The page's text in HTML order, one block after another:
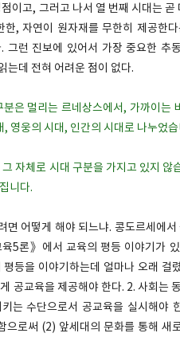
이고, 그러고 나서 열 번째 시대는
한, 자연이 원자재를 무한히 제공한
그런 진보에 있어서 가장 중요한 추
는데 전혀 어려운 점이 없다.
은 멀리는 르네상스에서, 가까이는
, 영웅의 시대, 인간의 시대로 나누었습
자체로 시대 구분을 가지고 있지 않
니다.
면 어떻게 해야 되느냐. 콩도르세에
5론》에서 교육의 평등 이야기가
평등을 이야기하는데 얼마나 오래
공교육을 제공해야 한다. 2. 사회는
는 수단으로서 공교육을 실시해야
으로써 (2) 앞세대의 문화를 통해 새